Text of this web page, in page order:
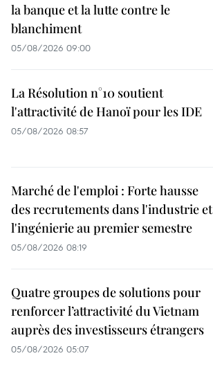
la banque et la lutte contre le
blanchiment
05/08/2026 09:00
La Résolution n°10 soutient
l'attractivité de Hanoï pour les IDE
05/08/2026 08:57
Marché de l'emploi : Forte hausse
des recrutements dans l'industrie et
l'ingénierie au premier semestre
05/08/2026 08:19
Quatre groupes de solutions pour
renforcer l’attractivité du Vietnam
auprès des investisseurs étrangers
05/08/2026 05:07